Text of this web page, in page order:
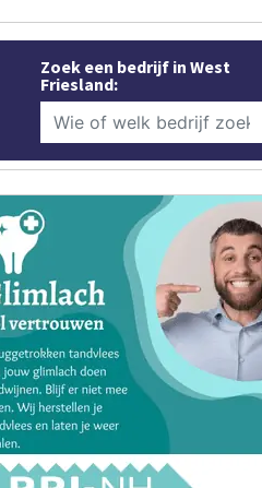
Zoek een bedrijf in West
Friesland: